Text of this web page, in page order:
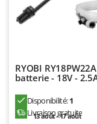
RYOBI
batterie - 18V -
Disponibilité:1
Livraison gratuite
13 août - 17 août